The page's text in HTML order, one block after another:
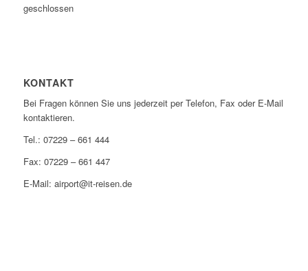
geschlossen
KONTAKT
Bei Fragen können Sie uns jederzeit per Telefon, Fax oder E-Mail
kontaktieren.
Tel.: 07229 – 661 444
Fax: 07229 – 661 447
E-Mail: airport@it-reisen.de